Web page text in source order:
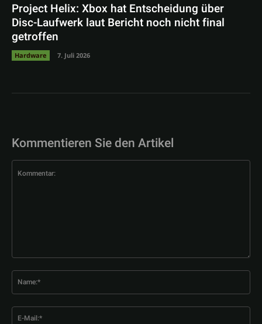
Project Helix: Xbox hat Entscheidung über
Disc-Laufwerk laut Bericht noch nicht final
getroffen
Hardware 7. Juli 2026
Kommentieren Sie den Artikel